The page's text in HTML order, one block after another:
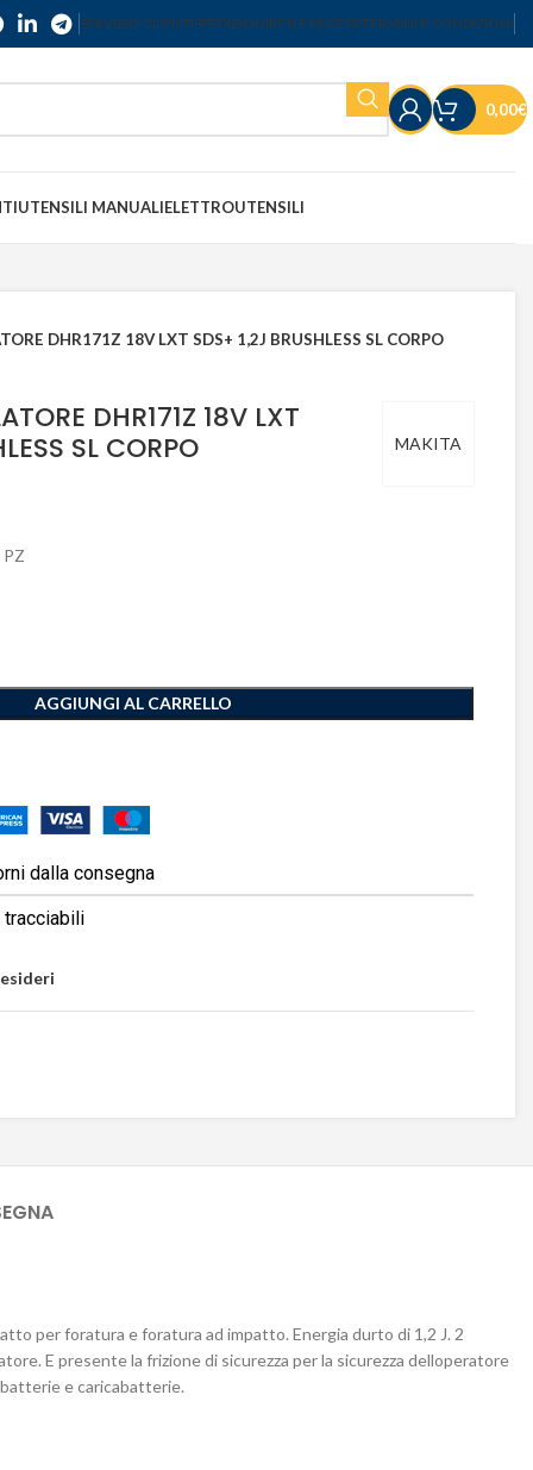
SERVIZIO CLIENTISPEDIZIONIRESI E RECESSITERMINI E CONDIZIONI
0,00€
UTENSILI MANUALIELETTROUTENSILI
DHR171Z 18V LXT SDS+ 1,2J BRUSHLESS SL CORPO
MAKITA
DHR171Z 18V LXT
SL CORPO
AGGIUNGI AL CARRELLO
dalla consegna
per foratura e foratura ad impatto. Energia durto di 1,2 J. 2
E presente la frizione di sicurezza per la sicurezza delloperatore
e caricabatterie.